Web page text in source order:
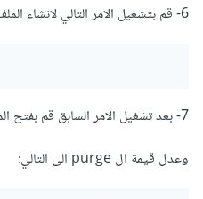
6- قم بتشغيل الامر التالي لانشاء الملف المسئول عن إعدادات tailwind
7- بعد تشغيل الامر السابق قم بفتح الملف tailwind.config.js
وعدل قيمة ال purge الى التالي: